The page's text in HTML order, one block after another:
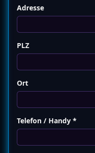
Adresse
PLZ
Ort
Telefon / Handy *